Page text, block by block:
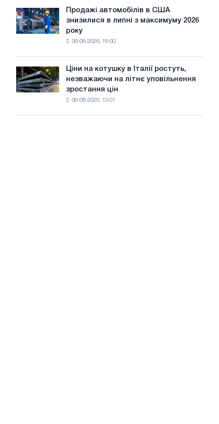
Ярославля
ЕДП:
PwC
Продажі
автомобілів
в
липні
з
максимуму
року
Продажі автомобілів в США
знизилися в липні з максимуму 2026
року
06-08-2026, 19:00
Ціни
на
котушку
Ціни на котушку в Італії ростуть,
незважаючи на літнє уповільнення
зростання цін
06-08-2026, 13:01